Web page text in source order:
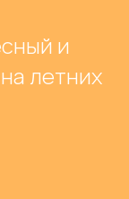
и
летних